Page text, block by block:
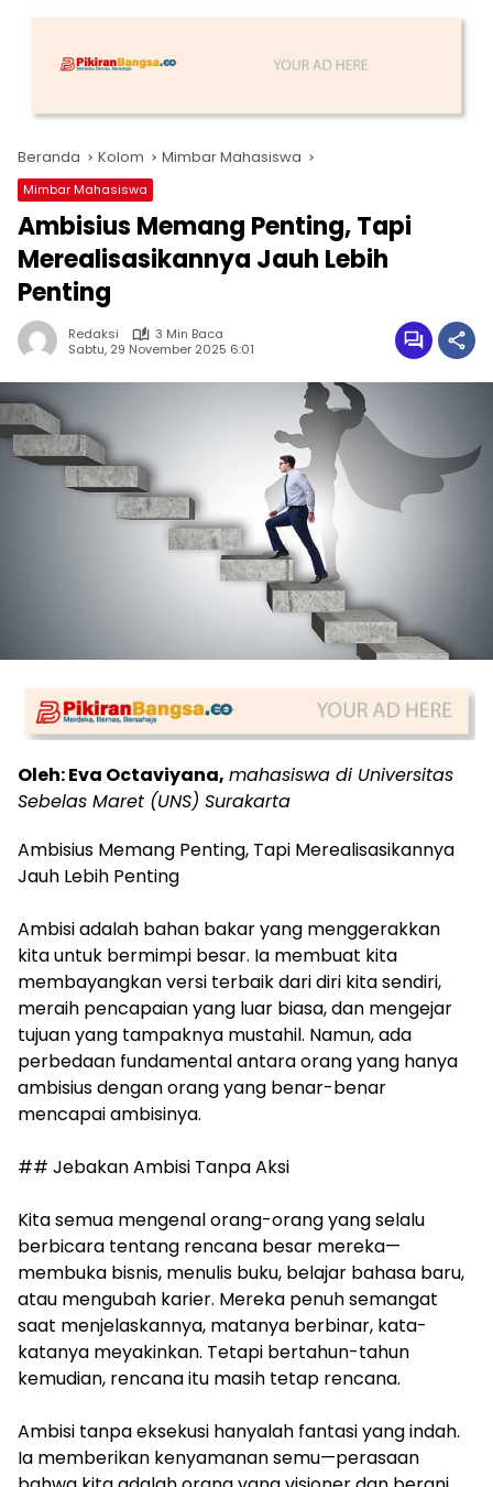
Beranda Kolom Mimbar Mahasiswa
Mimbar Mahasiswa
Ambisius Memang Penting, Tapi
Merealisasikannya Jauh Lebih
Penting
Redaksi
3 Min Baca
Sabtu, 29 November 2025 6:01
Oleh: Eva Octaviyana, mahasiswa di Universitas
Sebelas Maret (UNS) Surakarta
Ambisius Memang Penting, Tapi Merealisasikannya
Jauh Lebih Penting
Ambisi adalah bahan bakar yang menggerakkan
kita untuk bermimpi besar. Ia membuat kita
membayangkan versi terbaik dari diri kita sendiri,
meraih pencapaian yang luar biasa, dan mengejar
tujuan yang tampaknya mustahil. Namun, ada
perbedaan fundamental antara orang yang hanya
ambisius dengan orang yang benar-benar
mencapai ambisinya.
## Jebakan Ambisi Tanpa Aksi
Kita semua mengenal orang-orang yang selalu
berbicara tentang rencana besar mereka—
membuka bisnis, menulis buku, belajar bahasa baru,
atau mengubah karier. Mereka penuh semangat
saat menjelaskannya, matanya berbinar, kata-
katanya meyakinkan. Tetapi bertahun-tahun
kemudian, rencana itu masih tetap rencana.
Ambisi tanpa eksekusi hanyalah fantasi yang indah.
Ia memberikan kenyamanan semu—perasaan